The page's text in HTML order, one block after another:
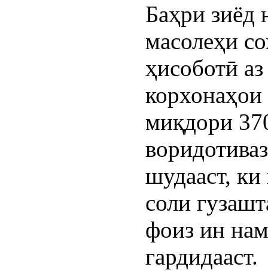
Баҳри зиёд
масолеҳи
ҳисоботӣ
миқдори
шудааст,
соли
фоиз ин
гардидааст.